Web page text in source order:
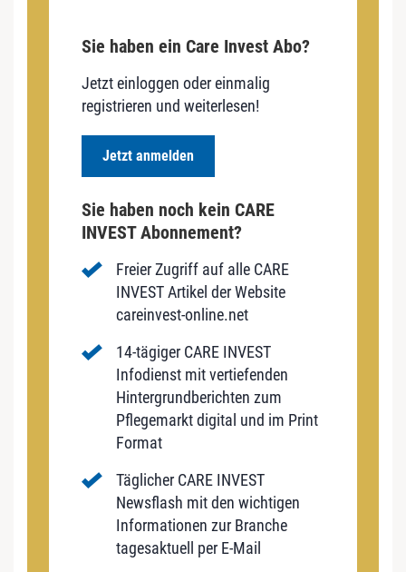
Sie haben ein Care Invest Abo?
Jetzt einloggen oder einmalig
registrieren und weiterlesen!
Jetzt anmelden
Sie haben noch kein CARE
INVEST Abonnement?
Freier Zugriff auf alle CARE
INVEST Artikel der Website
careinvest-online.net
14-tägiger CARE INVEST
Infodienst mit vertiefenden
Hintergrundberichten zum
Pflegemarkt digital und im Print
Format
Täglicher CARE INVEST
Newsflash mit den wichtigen
Informationen zur Branche
tagesaktuell per E-Mail